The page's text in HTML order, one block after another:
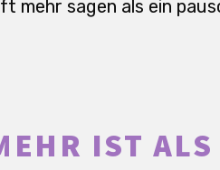
mehr sagen als ein
IST